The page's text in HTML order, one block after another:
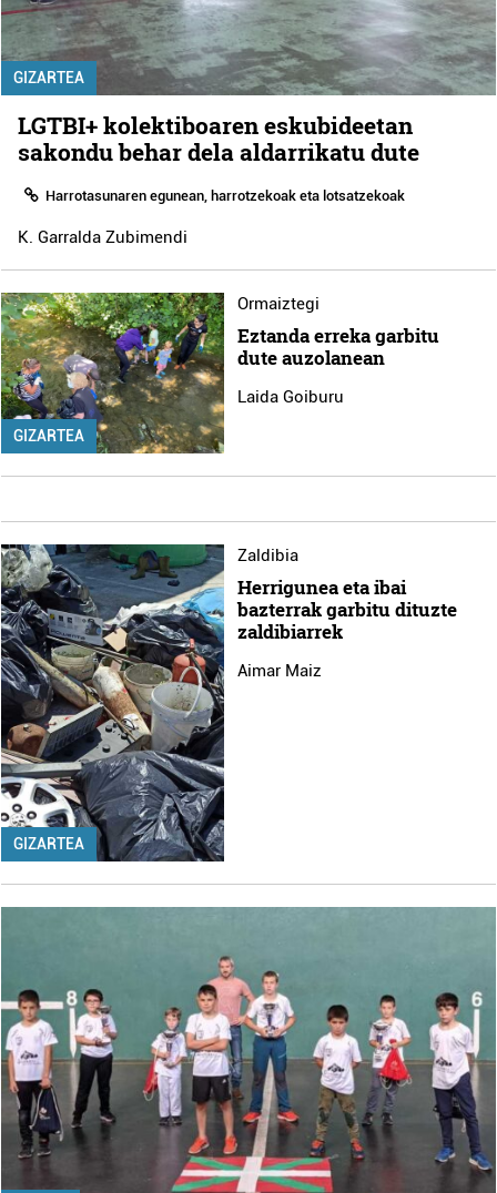
GIZARTEA
LGTBI+ kolektiboaren eskubideetan
sakondu behar dela aldarrikatu dute
Harrotasunaren egunean, harrotzekoak eta lotsatzekoak
K. Garralda Zubimendi
GIZARTEA
Ormaiztegi
Eztanda erreka garbitu
dute auzolanean
Laida Goiburu
GIZARTEA
Zaldibia
Herrigunea eta ibai
bazterrak garbitu dituzte
zaldibiarrek
Aimar Maiz